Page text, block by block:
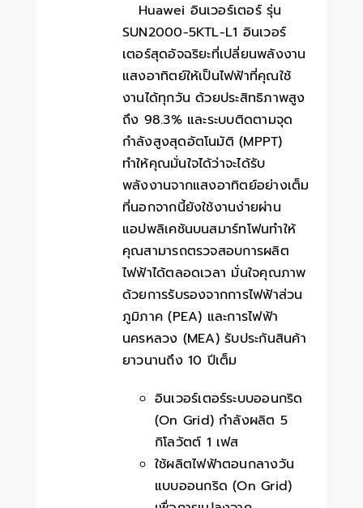
Huawei อินเวอร์เตอร์ รุ่น
SUN2000-5KTL-L1 อินเวอร์
เตอร์สุดอัจฉริยะที่เปลี่ยนพลังงาน
แสงอาทิตย์ให้เป็นไฟฟ้าที่คุณใช้
งานได้ทุกวัน ด้วยประสิทธิภาพสูง
ถึง 98.3% และระบบติดตามจุด
กำลังสูงสุดอัตโนมัติ (MPPT)
ทำให้คุณมั่นใจได้ว่าจะได้รับ
พลังงานจากแสงอาทิตย์อย่างเต็ม
ที่นอกจากนี้ยังใช้งานง่ายผ่าน
แอปพลิเคชันบนสมาร์ทโฟนทำให้
คุณสามารถตรวจสอบการผลิต
ไฟฟ้าได้ตลอดเวลา มั่นใจคุณภาพ
ด้วยการรับรองจากการไฟฟ้าส่วน
ภูมิภาค (PEA) และการไฟฟ้า
นครหลวง (MEA) รับประกันสินค้า
ยาวนานถึง 10 ปีเต็ม
อินเวอร์เตอร์ระบบออนกริด
(On Grid) กำลังผลิต 5
กิโลวัตต์ 1 เฟส
ใช้ผลิตไฟฟ้าตอนกลางวัน
แบบออนกริด (On Grid)